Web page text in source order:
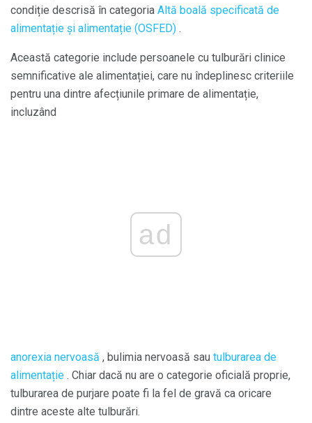
condiție descrisă în categoria Altă boală specificată de
alimentație și alimentație (OSFED) .
Această categorie include persoanele cu tulburări clinice
semnificative ale alimentației, care nu îndeplinesc criteriile
pentru una dintre afecțiunile primare de alimentație,
incluzând
ad
anorexia nervoasă , bulimia nervoasă sau tulburarea de
alimentație . Chiar dacă nu are o categorie oficială proprie,
tulburarea de purjare poate fi la fel de gravă ca oricare
dintre aceste alte tulburări.